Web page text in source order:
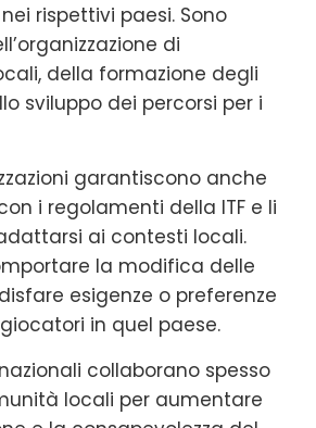
rispettivi paesi. Sono
di
della formazione degli
sviluppo dei percorsi per i
garantiscono anche
i regolamenti della ITF e li
ai contesti locali.
la modifica delle
esigenze o preferenze
in quel paese.
collaborano spesso
locali per aumentare